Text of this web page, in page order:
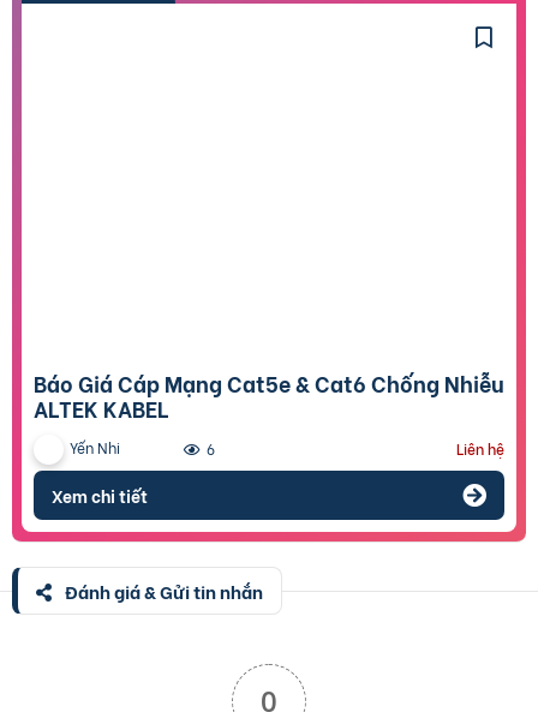
Báo Giá Cáp Mạng Cat5e & Cat6 Chống Nhiễu
ALTEK KABEL
Yến Nhi 6 Liên hệ
Xem chi tiết
Đánh giá & Gửi tin nhắn
0